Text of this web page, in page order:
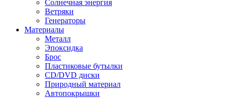
Солнечная энергия
Ветряки
Генераторы
Материалы
Металл
Эпоксидка
Брос
Пластиковые бутылки
CD/DVD диски
Природный материал
Автопокрышки